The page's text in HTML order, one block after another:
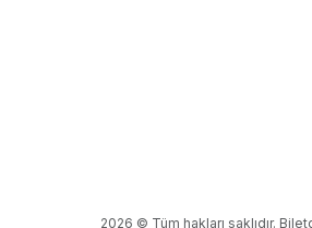
2026 © Tüm hakları saklıdır.